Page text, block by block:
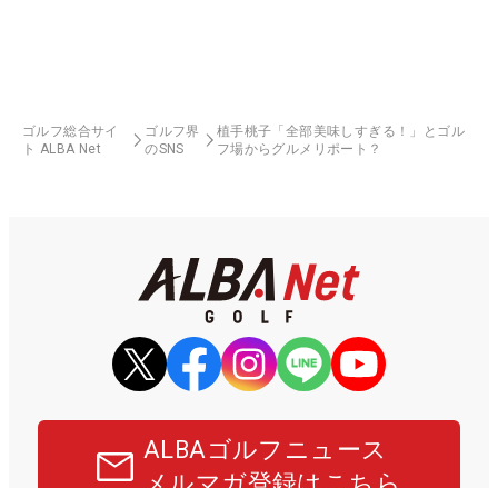
ゴルフ総合サイ
ト ALBA Net
ゴルフ界
のSNS
植手桃子「全部美味しすぎる！」とゴル
フ場からグルメリポート？
ALBAゴルフニュース